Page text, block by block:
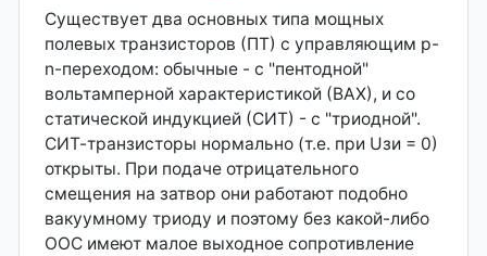
Существует два основных типа мощных
полевых транзисторов (ПТ) с управляющим p-
n-переходом: обычные - с "пентодной"
вольтамперной характеристикой (ВАХ), и со
статической индукцией (СИТ) - с "триодной".
СИТ-транзисторы нормально (т.е. при Uзи = 0)
открыты. При подаче отрицательного
смещения на затвор они работают подобно
вакуумному триоду и поэтому без какой-либо
ООС имеют малое выходное сопротивление